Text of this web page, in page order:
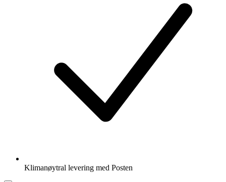
Klimanøytral levering med Posten